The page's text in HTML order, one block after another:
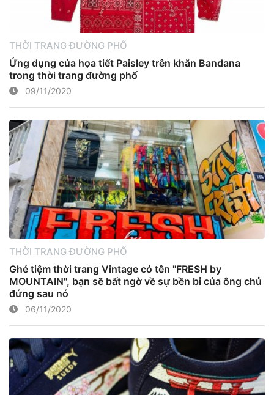
THỜI TRANG ĐƯỜNG PHỐ
Ứng dụng của họa tiết Paisley trên khăn Bandana
trong thời trang đường phố
09/11/2020
THỜI TRANG ĐƯỜNG PHỐ
Ghé tiệm thời trang Vintage có tên "FRESH by
MOUNTAIN", bạn sẽ bất ngờ về sự bền bỉ của ông chủ
đứng sau nó
06/11/2020